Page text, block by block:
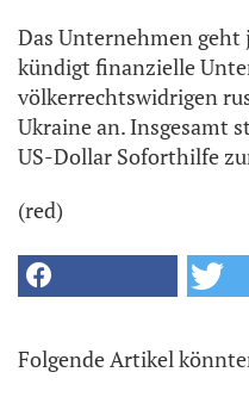
Das Unternehmen
kündigt finanzielle
völkerrechtswidrigen
Ukraine an. Insgesamt
US-Dollar Soforthilfe
(red)
Folgende Artikel